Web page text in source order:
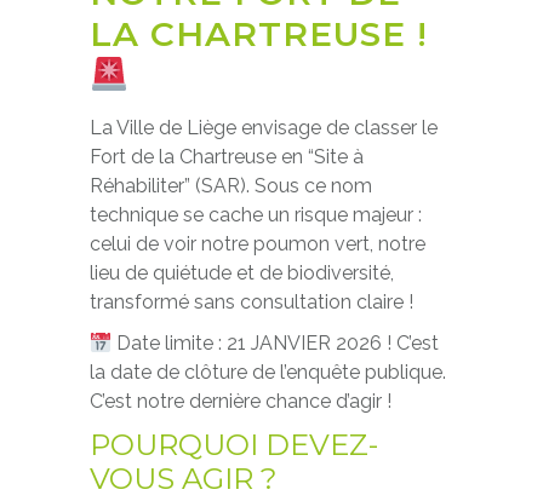
LA CHARTREUSE !
La Ville de Liège envisage de classer le
Fort de la Chartreuse en “Site à
Réhabiliter” (SAR). Sous ce nom
technique se cache un risque majeur :
celui de voir notre poumon vert, notre
lieu de quiétude et de biodiversité,
transformé sans consultation claire !
Date limite : 21 JANVIER 2026 ! C’est
la date de clôture de l’enquête publique.
C’est notre dernière chance d’agir !
POURQUOI DEVEZ-
VOUS AGIR ?